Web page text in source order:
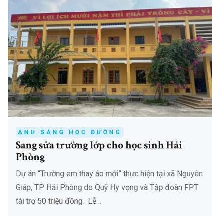
ÁNH SÁNG HỌC ĐƯỜNG
Sang sửa trường lớp cho học sinh Hải
Phòng
Dự án “Trường em thay áo mới” thực hiện tại xã Nguyên
Giáp, TP Hải Phòng do Quỹ Hy vọng và Tập đoàn FPT
tài trợ 50 triệu đồng. Lễ…